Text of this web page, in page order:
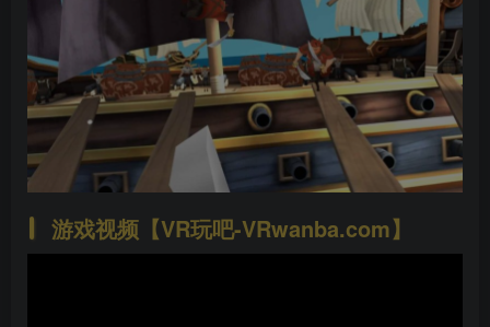
游戏视频【VR玩吧-VRwanba.com】